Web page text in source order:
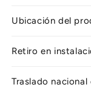
Ubicación del
Retiro en
Traslado